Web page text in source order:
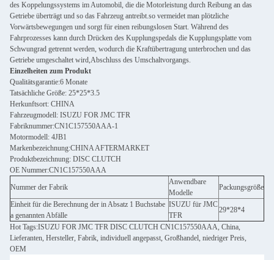
des Koppelungssystems im Automobil, die die Motorleistung durch Reibung an das
Getriebe überträgt und so das Fahrzeug antreibt.so vermeidet man plötzliche
Vorwärtsbewegungen und sorgt für einen reibungslosen Start. Während des
Fahrprozesses kann durch Drücken des Kupplungspedals die Kupplungsplatte vom
Schwungrad getrennt werden, wodurch die Kraftübertragung unterbrochen und das
Getriebe umgeschaltet wird,Abschluss des Umschaltvorgangs.
Einzelheiten zum Produkt
Qualitätsgarantie:6 Monate
Tatsächliche Größe: 25*25*3.5
Herkunftsort: CHINA
Fahrzeugmodell: ISUZU FOR JMC TFR
Fabriknummer:CN1C157550AAA-1
Motormodell: 4JB1
Markenbezeichnung:CHINA AFTERMARKET
Produktbezeichnung: DISC CLUTCH
OE Nummer:CN1C157550AAA
Nummer der Fabrik
Anwendbare
Modelle
Packungsgröße
Einheit für die Berechnung der in Absatz 1 Buchstabe
a genannten Abfälle
ISUZU für JMC
TFR
29*28*4
Hot Tags:ISUZU FOR JMC TFR DISC CLUTCH CN1C157550AAA, China,
Lieferanten, Hersteller, Fabrik, individuell angepasst, Großhandel, niedriger Preis,
OEM